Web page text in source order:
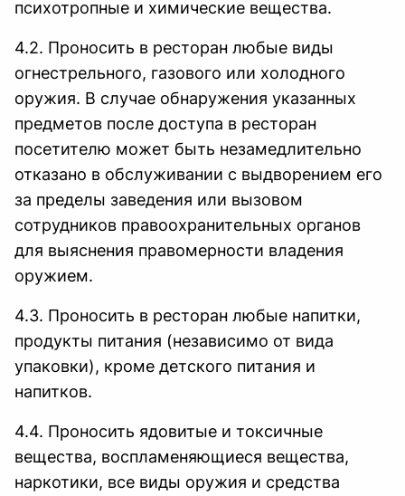
психотропные и химические вещества.
4.2. Проносить в ресторан любые виды
огнестрельного, газового или холодного
оружия. В случае обнаружения указанных
предметов после доступа в ресторан
посетителю может быть незамедлительно
отказано в обслуживании с выдворением его
за пределы заведения или вызовом
сотрудников правоохранительных органов
для выяснения правомерности владения
оружием.
4.3. Проносить в ресторан любые напитки,
продукты питания (независимо от вида
упаковки), кроме детского питания и
напитков.
4.4. Проносить ядовитые и токсичные
вещества, воспламеняющиеся вещества,
наркотики, все виды оружия и средства